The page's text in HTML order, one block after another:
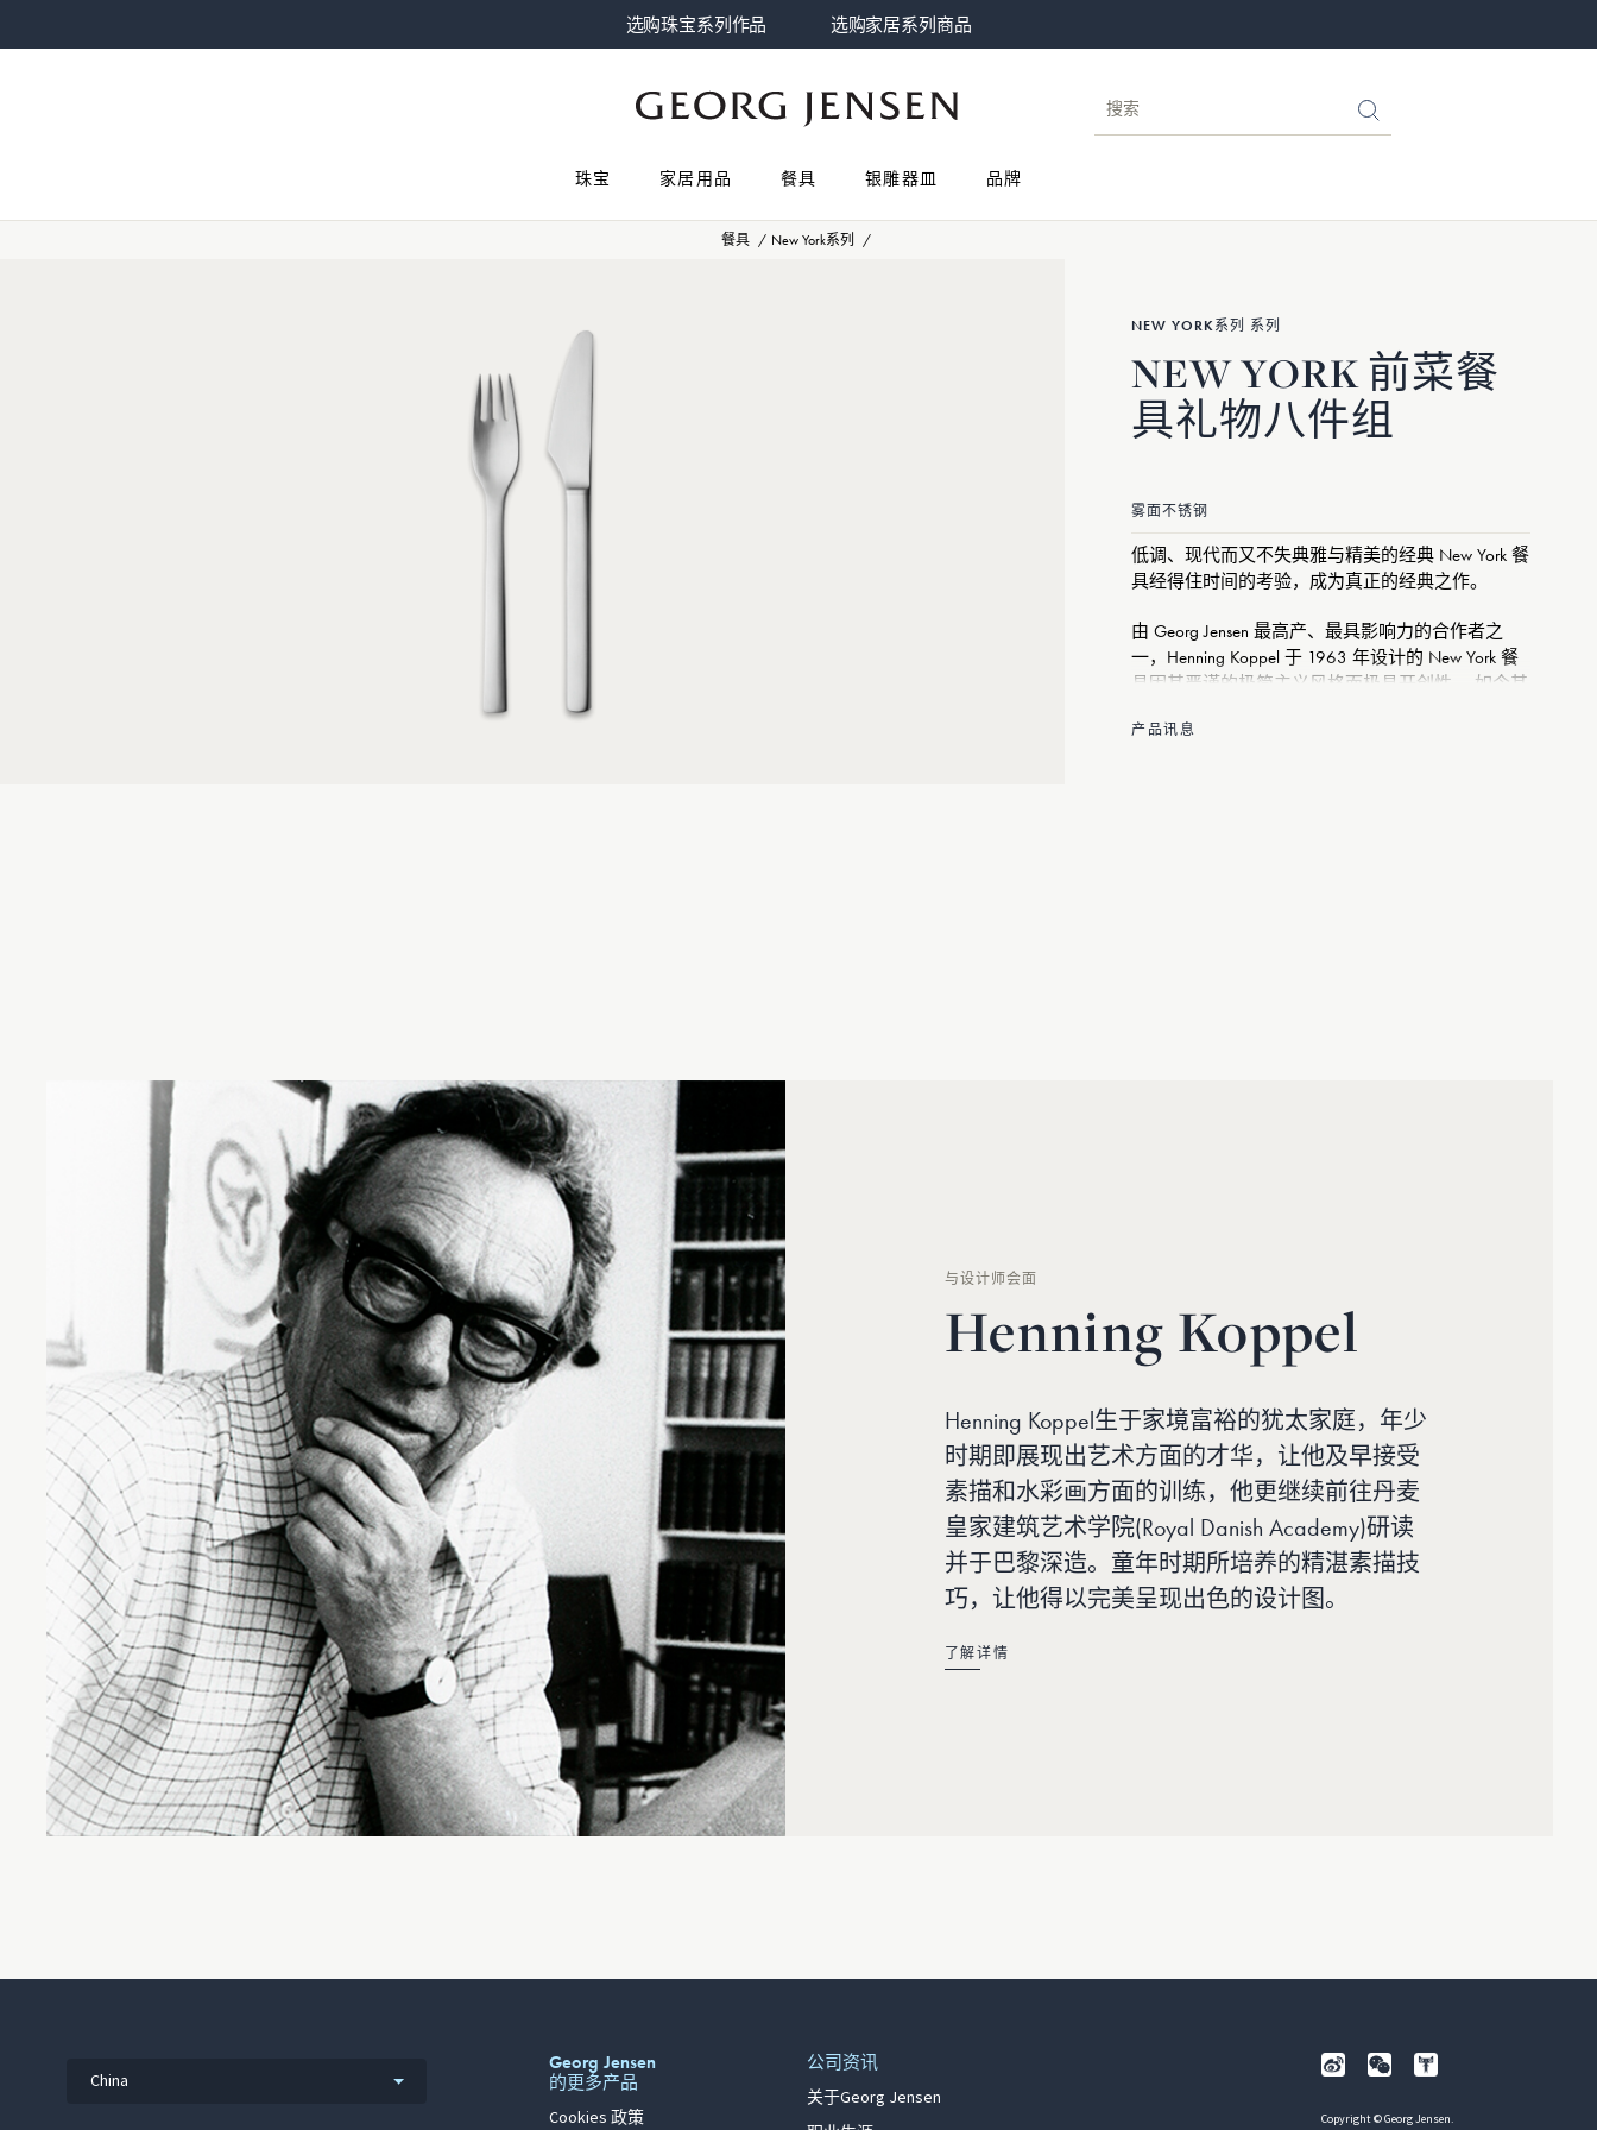
选购珠宝系列作品 选购家居系列商品
珠宝 家居用品 餐具 银雕器皿 品牌
餐具 New York系列
NEW YORK系列 系列
NEW YORK 前菜餐
具礼物八件组
雾面不锈钢
低调、现代而又不失典雅与精美的经典 New York 餐
具经得住时间的考验，成为真正的经典之作。
由 Georg Jensen 最高产、最具影响力的合作者之
一，Henning Koppel 于 1963 年设计的 New York 餐
具因其严谨的极简主义风格而极具开创性。 如今其
当年更是丝毫不减。
产品讯息
与设计师会面
Henning Koppel
Henning Koppel生于家境富裕的犹太家庭，年少
时期即展现出艺术方面的才华，让他及早接受
素描和水彩画方面的训练，他更继续前往丹麦
皇家建筑艺术学院(Royal Danish Academy)研读
并于巴黎深造。童年时期所培养的精湛素描技
巧，让他得以完美呈现出色的设计图。
了解详情
China
Georg Jensen
的更多产品
Cookies 政策
公司资讯
关于Georg Jensen
Copyright © Georg Jensen.